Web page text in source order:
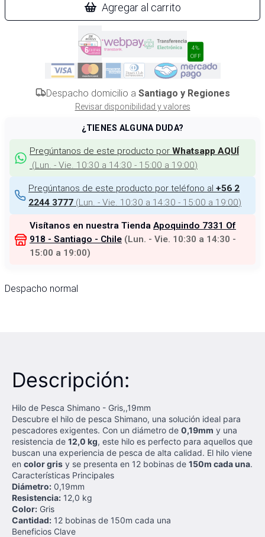
Agregar al carrito
4%
OFF
Despacho domicilio a Santiago y Regiones
Revisar disponibilidad y valores
¿TIENES ALGUNA DUDA?
Pregúntanos de este producto por Whatsapp AQUÍ
(Lun. - Vie. 10:30 a 14:30 - 15:00 a 19:00)
Pregúntanos de este producto por teléfono al +56 2
2244 3777 (Lun. - Vie. 10:30 a 14:30 - 15:00 a 19:00)
Visítanos en nuestra Tienda Apoquindo 7331 Of
918 - Santiago - Chile (Lun. - Vie. 10:30 a 14:30 -
15:00 a 19:00)
Despacho normal
Descripción:
Hilo de Pesca Shimano - Gris,,19mm
Descubre el hilo de pesca Shimano, una solución ideal para
pescadores exigentes. Con un diámetro de 0,19mm y una
resistencia de 12,0 kg, este hilo es perfecto para aquellos que
buscan una experiencia de pesca de alta calidad. El hilo viene
en color gris y se presenta en 12 bobinas de 150m cada una.
Características Principales
Diámetro: 0,19mm
Resistencia: 12,0 kg
Color: Gris
Cantidad: 12 bobinas de 150m cada una
Beneficios Clave